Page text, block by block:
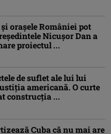
orașele României pot
Nicușor Dan a
proiectul ...
de suflet ale lui lui
americană. O curte
construcția ...
Cuba că nu mai are